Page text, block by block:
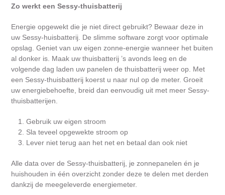
Zo werkt een Sessy-thuisbatterij
Energie opgewekt die je niet direct gebruikt? Bewaar deze in
uw Sessy-huisbatterij. De slimme software zorgt voor optimale
opslag. Geniet van uw eigen zonne-energie wanneer het buiten
al donker is. Maak uw thuisbatterij ’s avonds leeg en de
volgende dag laden uw panelen de thuisbatterij weer op. Met
een Sessy-thuisbatterij koerst u naar nul op de meter. Groeit
uw energiebehoefte, breid dan eenvoudig uit met meer Sessy-
thuisbatterijen.
Gebruik uw eigen stroom
Sla teveel opgewekte stroom op
Lever niet terug aan het net en betaal dan ook niet
Alle data over de Sessy-thuisbatterij, je zonnepanelen én je
huishouden in één overzicht zonder deze te delen met derden
dankzij de meegeleverde energiemeter.